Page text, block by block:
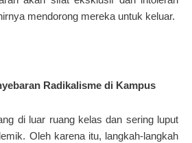
mendorong mereka untuk keluar.
Radikalisme di Kampus
di luar ruang kelas dan sering luput
Oleh karena itu, langkah-langkah